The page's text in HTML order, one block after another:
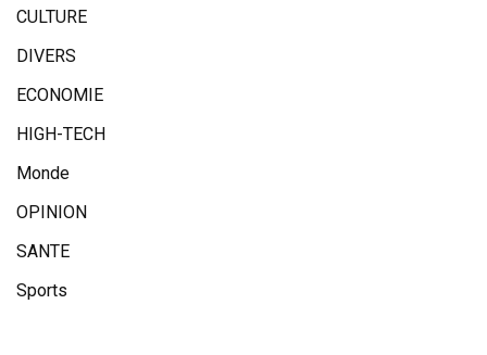
CULTURE
DIVERS
ECONOMIE
HIGH-TECH
Monde
OPINION
SANTE
Sports